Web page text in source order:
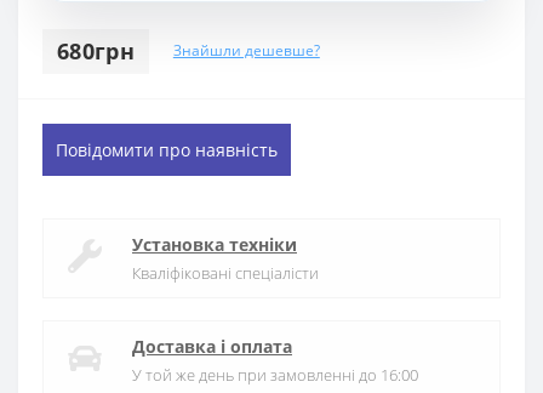
680грн Знайшли дешевше?
Повідомити про наявність
Установка техніки
Кваліфіковані спеціалісти
Доставка і оплата
У той же день при замовленні до 16:00